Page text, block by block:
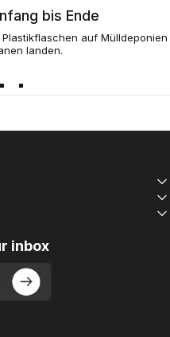
bis Ende
auf Mülldeponien
landen.
inbox